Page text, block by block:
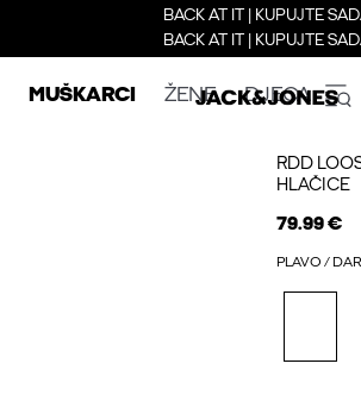
BACK AT IT | KUPUJTE
BACK AT IT | KUPUJTE
MUŠKARCI ŽENE DJECA
RDD
HLAČICE
79.99 €
PLAVO /